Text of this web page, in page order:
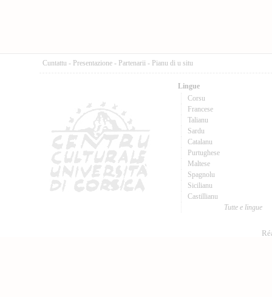
Cuntattu - Presentazione - Partenarii - Pianu di u situ
Lingue
Corsu
Francese
Talianu
Sardu
Catalanu
Purtughese
Maltese
Spagnolu
Sicilianu
Castillianu
Tutte e lingue